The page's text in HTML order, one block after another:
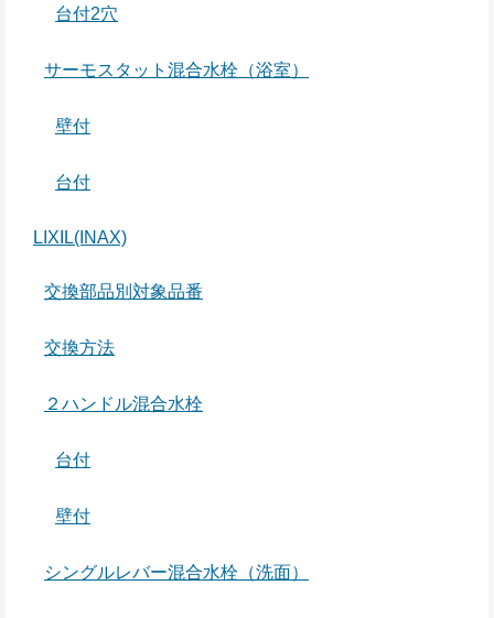
台付2穴
サーモスタット混合水栓（浴室）
壁付
台付
LIXIL(INAX)
交換部品別対象品番
交換方法
２ハンドル混合水栓
台付
壁付
シングルレバー混合水栓（洗面）